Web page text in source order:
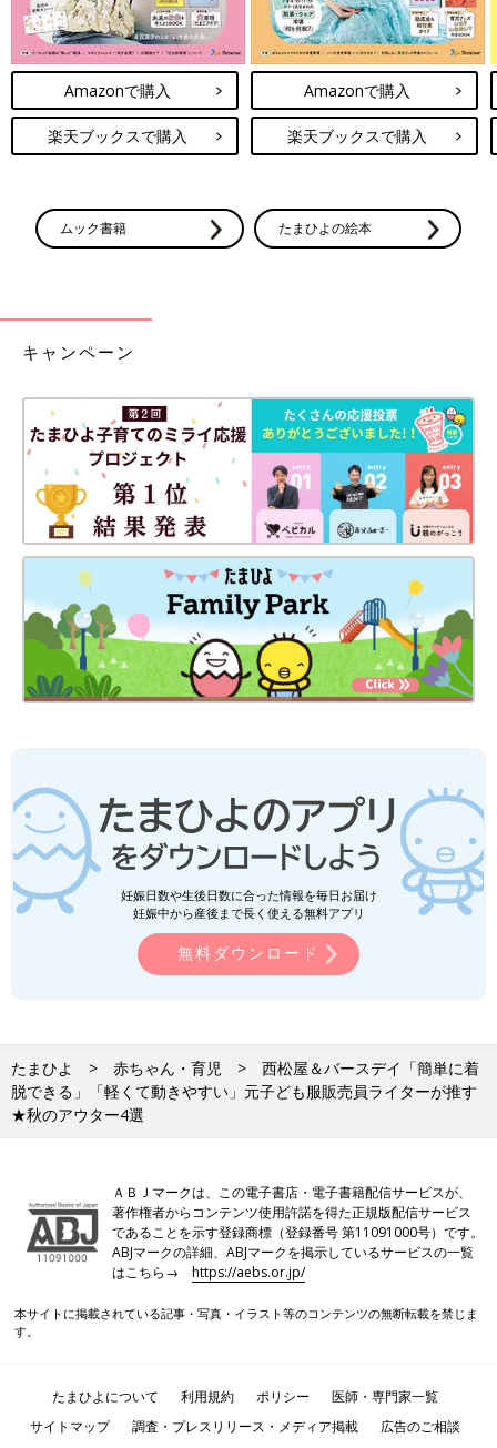
Amazonで購入
楽天ブックスで購入
Amazonで購入
楽天ブックスで購入
ムック書籍 たまひよの絵本
キャンペーン
妊娠日数や生後日数に合った情報を毎日お届け
妊娠中から産後まで長く使える無料アプリ
無料ダウンロード
たまひよ 赤ちゃん・育児
西松屋＆バースデイ「簡単に着
脱できる」「軽くて動きやすい」元子ども服販売員ライターが推す
★秋のアウター4選
ＡＢＪマークは、この電子書店・電子書籍配信サービスが、
著作権者からコンテンツ使用許諾を得た正規版配信サービス
であることを示す登録商標（登録番号 第11091000号）です。
ABJマークの詳細、ABJマークを掲示しているサービスの一覧
はこちら→https://aebs.or.jp/
本サイトに掲載されている記事・写真・イラスト等のコンテンツの無断転載を禁じま
す。
たまひよについて 利用規約 ポリシー
医師・専門家一覧
サイトマップ
調査・プレスリリース・メディア掲載
広告のご相談